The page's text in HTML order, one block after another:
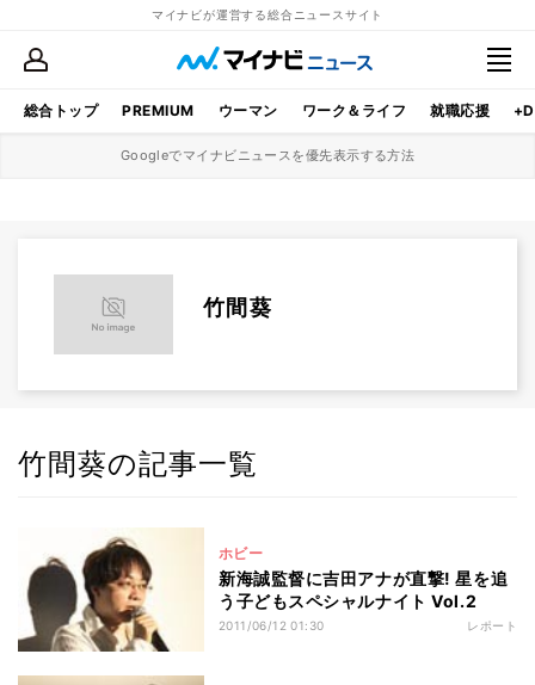
マイナビが運営する総合ニュースサイト
総合トップ PREMIUM ウーマン ワーク＆ライフ 就職応援
Googleでマイナビニュースを優先表示する方法
竹間葵
竹間葵の記事一覧
ホビー
新海誠監督に吉田アナが直撃! 星を追
う子どもスペシャルナイト Vol.2
2011/06/12 01:30 レポート